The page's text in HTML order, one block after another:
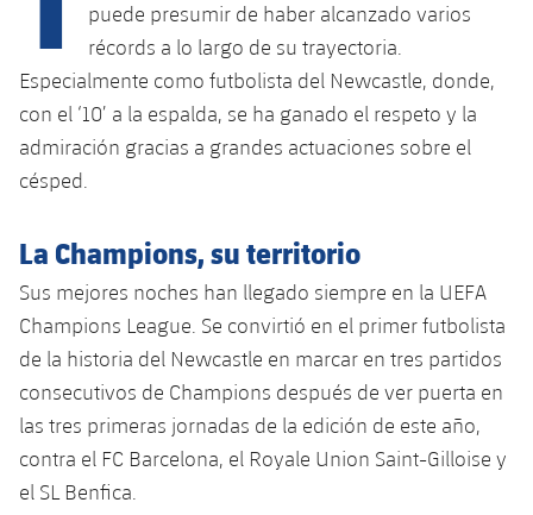
plusicon
más
Instalaciones
Palau Blaugrana
Estadi Johan Cruyff
Barça Cafe
Ciutat Esportiva
plusicon
más
Servicios
plusicon
más
SUB13
SUB12
SUB11 A
SUB10 A
SUB9 A
SUB9 B
SUB13 B
SUB12 C
Entradas
Gameday Shows
Clasificación
Jugadores
Fotos
Historia
Palmarés
Base
Barça Atlètic
Junior
Cadete B
Infantil A
Infantil B
Mini
Campus Verano
PLUSICON
MÁS
Primer Equipo
plusicon
más
Calendario
Entradas
Clasificaciones
Jugadores
Actualidad
Calendario
Resultados
Clasificaciones
Jugadores
Base
Actualidad
Juvenil
Cadete A
PLUSICON
MÁS
Primer equipo
plusicon
más
Actualidad
Barça Atlètic
plusicon
más
puede presumir de haber alcanzado varios
récords a lo largo de su trayectoria.
Especialmente como futbolista del Newcastle, donde,
con el ‘10’ a la espalda, se ha ganado el respeto y la
admiración gracias a grandes actuaciones sobre el
césped.
La Champions, su territorio
Sus mejores noches han llegado siempre en la UEFA
Champions League. Se convirtió en el primer futbolista
de la historia del Newcastle en marcar en tres partidos
consecutivos de Champions después de ver puerta en
las tres primeras jornadas de la edición de este año,
contra el FC Barcelona, el Royale Union Saint-Gilloise y
el SL Benfica.